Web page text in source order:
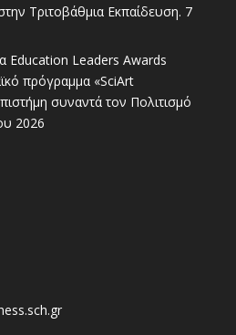
Τριτοβάθμια Εκπαίδευση. 7
Leaders Awards
πρόγραμμα «SciArt
συναντά τον Πολιτισμό
2026